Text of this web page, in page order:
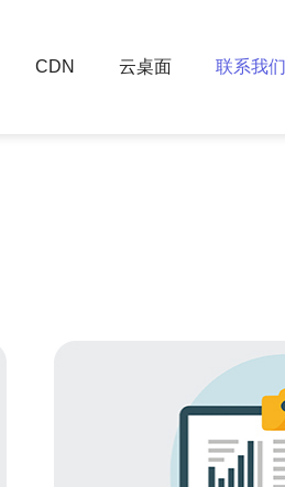
CDN 云桌面 联系我们